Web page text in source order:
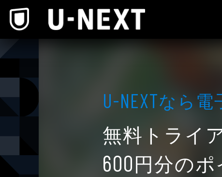
U-NEXTなら電
無料トライ
600円分のポ